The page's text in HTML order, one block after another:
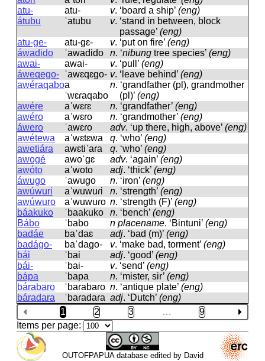
atu-
atu- v. ‘board a ship’ (eng)
átubu
ˈatubu v. ‘stand in between, block
passage’ (eng)
atu-ge-
atu-ɡɛ- v. ‘put on fire’ (eng)
áwadido
ˈawadido n. ‘nibung tree species’ (eng)
awai-
awai- v. ‘pull’ (eng)
áweqego-
ˈawɛqɛɡo- v. ‘leave behind’ (eng)
awéraqaboa
ˈwɛɾaqabo
n. ‘grandfather (pl), grandmother
(pl)’ (eng)
awére
aˈwɛɾɛ n. ‘grandfather’ (eng)
awéro
aˈwɛɾo n. ‘grandmother’ (eng)
áwero
ˈawɛɾo adv. ‘up there, high, above’ (eng)
awétewa
aˈwɛtɛwa q. ‘who’ (eng)
awetiára
awɛtiˈaɾa q. ‘who’ (eng)
awogé
awoˈɡɛ adv. ‘again’ (eng)
awóto
aˈwoto adj. ‘thick’ (eng)
áwugo
ˈawuɡo n. ‘iron’ (eng)
awúwuri
aˈwuwuɾi n. ‘strength’ (eng)
awúwuro
aˈwuwuɾo n. ‘strength (F)’ (eng)
báakuko
ˈbaakuko n. ‘bench’ (eng)
Bábo
ˈbabo n placename. ‘Bintuni’ (eng)
badáe
baˈdaɛ adj. ‘bad (m)’ (eng)
badágo-
baˈdaɡo- v. ‘make bad, torment’ (eng)
bái
ˈbai adj. ‘good’ (eng)
bái-
ˈbai- v. ‘send’ (eng)
bápa
ˈbapa n. ‘mister, sir’ (eng)
bárabaro
ˈbaɾabaɾo n. ‘antique plate’ (eng)
báradara
ˈbaɾadaɾa adj. ‘Dutch’ (eng)
1
2 3 …
9
Items per page:
OUTOFPAPUA database edited by David